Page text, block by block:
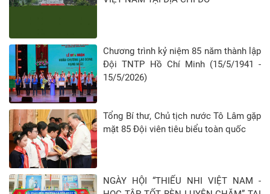
Chương trình kỷ niệm 85 năm thành lập
Đội TNTP Hồ Chí Minh (15/5/1941 -
15/5/2026)
Tổng Bí thư, Chủ tịch nước Tô Lâm gặp
mặt 85 Đội viên tiêu biểu toàn quốc
NGÀY HỘI “THIẾU NHI VIỆT NAM -